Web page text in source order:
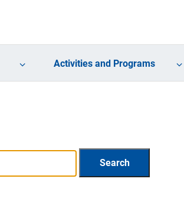
Activities and Programs